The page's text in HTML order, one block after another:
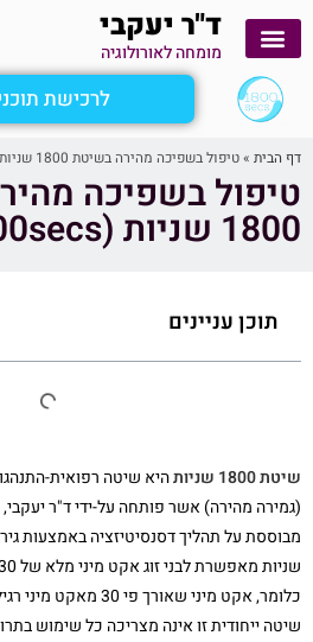
ד"ר יעקבי
מומחה לאורולוגיה
לרכישת תוכנית 1800
טיפול בשפיכה
1800 שניות (1800secs)
דף הבית »טיפול בשפיכה מהירה בשיטת 1800 שניות (1800secs)
תוכן עניינים
שיטת 1800 שניות
היא שיטה רפואית-
(גמירה מהירה) אשר פותחה על-ידי ד"ר
כלומר, אקט מיני שאורך
שיטה ייחודית זו אינה מצריכה כל שימוש